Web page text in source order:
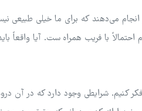
انجام می‌دهند که برای ما خیلی طبیعی
احتمالاً با فریب همراه ست. آیا واقعاً
کنیم. شرایطی وجود دارد که در آن